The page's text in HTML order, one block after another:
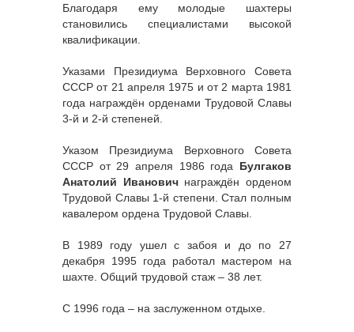
Благодаря ему молодые шахтеры
становились специалистами высокой
квалификации.
Указами Президиума Верховного Совета
СССР от 21 апреля 1975 и от 2 марта 1981
года награждён орденами Трудовой Славы
3-й и 2-й степеней.
Указом Президиума Верховного Совета
СССР от 29 апреля 1986 года Булгаков
Анатолий Ивановичнаграждён орденом
Трудовой Славы 1-й степени. Стал полным
кавалером ордена Трудовой Славы.
В 1989 году ушел с забоя и до по 27
декабря 1995 года работал мастером на
шахте. Общий трудовой стаж – 38 лет.
С 1996 года – на заслуженном отдыхе.